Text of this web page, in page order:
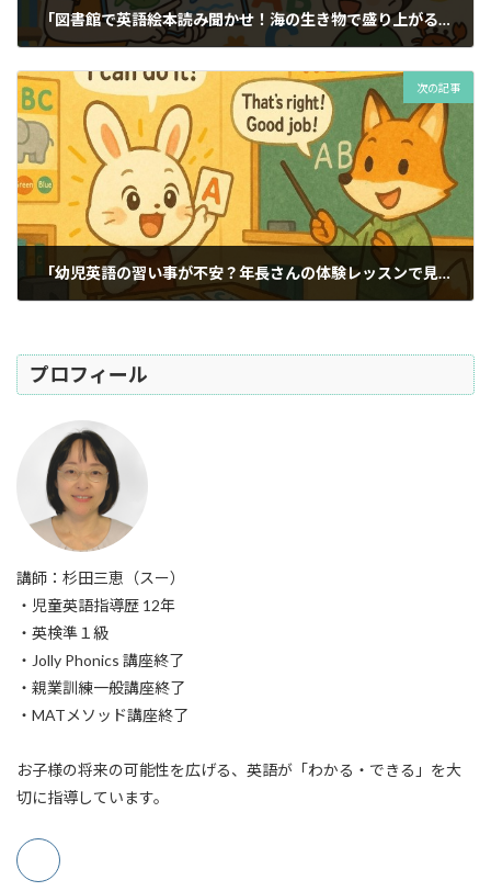
「図書館で英語絵本読み聞かせ！海の生き物で盛り上がる夏」
次の記事
「幼児英語の習い事が不安？年長さんの体験レッスンで見えた、子どもの心が動く瞬間」
プロフィール
講師：杉田三恵（スー）
・児童英語指導歴 12年
・英検準１級
・Jolly Phonics 講座終了
・親業訓練一般講座終了
・MATメソッド講座終了
お子様の将来の可能性を広げる、英語が「わかる・できる」を大
切に指導しています。